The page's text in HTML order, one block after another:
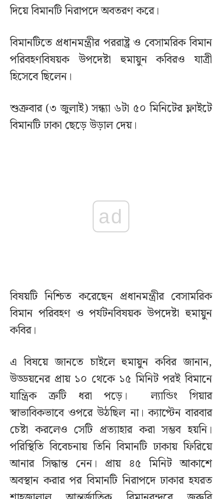
দিয়ে বিমানটি নিরাপদে অবতরণ করে।
বিমানটিতে প্রধানমন্ত্রীর পররাষ্ট্র ও বেসামরিক বিমান
পরিবহণবিষয়ক উপদেষ্টা হুমায়ুন কবিরও যাত্রী
হিসেবে ছিলেন।
শুক্রবার (৩ জুলাই) সন্ধ্যা ৬টা ৫০ মিনিটের ফ্লাইটে
বিমানটি ঢাকা ছেড়ে উড়াল দেয়।
ad
বিষয়টি নিশ্চিত করেছেন প্রধানমন্ত্রীর বেসামরিক
বিমান পরিবহণ ও পর্যটনবিষয়ক উপদেষ্টা হুমায়ুন
কবির।
এ বিষয়ে জানতে চাইলে হুমায়ুন কবির জানান,
উড্ডয়নের প্রায় ১০ থেকে ১৫ মিনিট পরই বিমানে
যান্ত্রিক ত্রুটি ধরা পড়ে। ল্যান্ডিং গিয়ার
স্বাভাবিকভাবে ওপরে উঠছিল না। ক্যাপ্টেন বারবার
চেষ্টা করলেও সেটি প্রত্যাহার করা সম্ভব হয়নি।
পরিস্থিতি বিবেচনায় তিনি বিমানটি ঢাকায় ফিরিয়ে
আনার সিদ্ধান্ত নেন। প্রায় ৪৫ মিনিট আকাশে
অবস্থান করার পর বিমানটি নিরাপদে ঢাকার হযরত